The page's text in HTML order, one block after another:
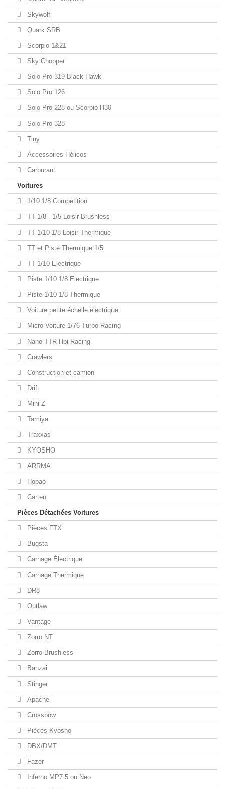
Skywolf
Quark SRB
Scorpio 1&21
Sky Chopper
Solo Pro 319 Black Hawk
Solo Pro 126
Solo Pro 228 ou Scorpio H30
Solo Pro 328
Tiny
Accessoires Hélicos
Carburant
Voitures
1/10 1/8 Competition
TT 1/8 - 1/5 Loisir Brushless
TT 1/10-1/8 Loisir Thermique
TT et Piste Thermique 1/5
TT 1/10 Electrique
Piste 1/10 1/8 Electrique
Piste 1/10 1/8 Thermique
Voiture petite échelle électrique
Micro Voiture 1/76 Turbo Racing
Nano TTR Hpi Racing
Crawlers
Construction et camion
Drift
Mini Z
Tamiya
Traxxas
KYOSHO
ARRMA
Hobao
Carten
Pièces Détachées Voitures
Pièces FTX
Bugsta
Carnage Électrique
Carnage Thermique
DR8
Outlaw
Vantage
Zorro NT
Zorro Brushless
Banzai
Stinger
Apache
Crossbow
Pièces Kyosho
DBX/DMT
Fazer
Inferno MP7.5 ou Neo